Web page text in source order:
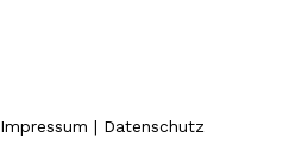
Impressum | Datenschutz